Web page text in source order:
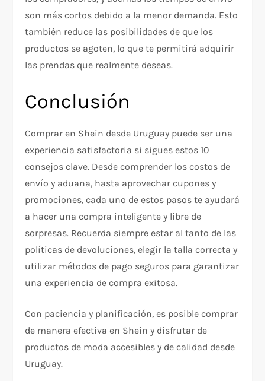
son más cortos debido a la menor demanda. Esto
también reduce las posibilidades de que los
productos se agoten, lo que te permitirá adquirir
las prendas que realmente deseas.
Conclusión
Comprar en Shein desde Uruguay puede ser una
experiencia satisfactoria si sigues estos 10
consejos clave. Desde comprender los costos de
envío y aduana, hasta aprovechar cupones y
promociones, cada uno de estos pasos te ayudará
a hacer una compra inteligente y libre de
sorpresas. Recuerda siempre estar al tanto de las
políticas de devoluciones, elegir la talla correcta y
utilizar métodos de pago seguros para garantizar
una experiencia de compra exitosa.
Con paciencia y planificación, es posible comprar
de manera efectiva en Shein y disfrutar de
productos de moda accesibles y de calidad desde
Uruguay.